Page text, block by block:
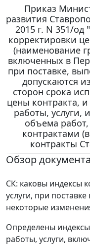
Приказ
развития
2015 г. N 351/
корректировки
(наименование
включенных в
при поставке,
допускаются
сторон срока
цены контракта,
работы, услуги,
объема работ,
контрактами
контракты
Обзор документа
СК: каковы индексы
услуги, при
некоторые
Определены
работы, услуги,